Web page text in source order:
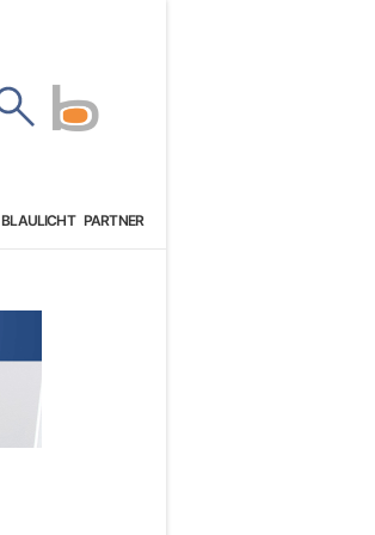
BLAULICHT PARTNER